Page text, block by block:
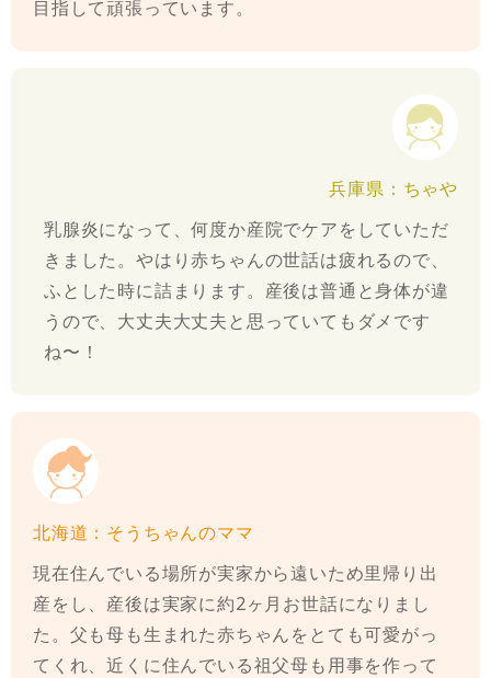
目指して頑張っています。
兵庫県：ちゃや
乳腺炎になって、何度か産院でケアをしていただ
きました。やはり赤ちゃんの世話は疲れるので、
ふとした時に詰まります。産後は普通と身体が違
うので、大丈夫大丈夫と思っていてもダメです
ね〜！
北海道：そうちゃんのママ
現在住んでいる場所が実家から遠いため里帰り出
産をし、産後は実家に約2ヶ月お世話になりまし
た。父も母も生まれた赤ちゃんをとても可愛がっ
てくれ、近くに住んでいる祖父母も用事を作って